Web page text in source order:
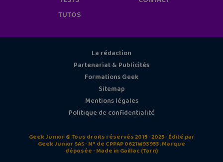
TUTOS
La rédaction
Partenariat & Publicités
Formations Geek
Sitemap
Mentions légales
Politique de confidentialité
Geek Junior © Tous droits réservés 2015 - 2025 - Édité par
Geek Junior SAS - N° de CPPAP 0621W93953. Marque
déposée - Made in Gaillac (Tarn)